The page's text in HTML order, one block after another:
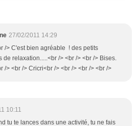
27/02/2011 14:29
/> C'est bien agréable ! des petits
de relaxation.....<br /> <br /> <br /> Bises.
/> <br /> Cricri<br /> <br /> <br /> <br />
10:11
tu te lances dans une activité, tu ne fais